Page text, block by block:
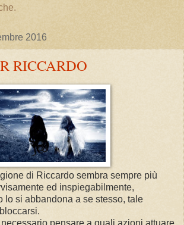
2016
RICCARDO
di Riccardo sembra sempre più
ed inspiegabilmente,
lo si abbandona a se stesso, tale
pensare a quali azioni attuare